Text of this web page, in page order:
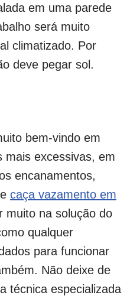
em uma parede
será muito
climatizado. Por
deve pegar sol.
bem-vindo em
mais excessivas, em
encanamentos,
caça vazamento em
muito na solução do
qualquer
para funcionar
Não deixe de
técnica especializada